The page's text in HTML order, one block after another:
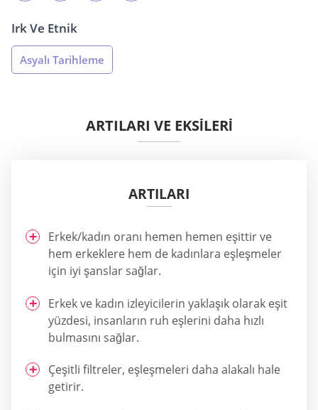
Irk Ve Etnik
Asyalı Tarihleme
ARTILARI VE EKSİLERİ
ARTILARI
Erkek/kadın oranı hemen hemen eşittir ve
hem erkeklere hem de kadınlara eşleşmeler
için iyi şanslar sağlar.
Erkek ve kadın izleyicilerin yaklaşık olarak eşit
yüzdesi, insanların ruh eşlerini daha hızlı
bulmasını sağlar.
Çeşitli filtreler, eşleşmeleri daha alakalı hale
getirir.